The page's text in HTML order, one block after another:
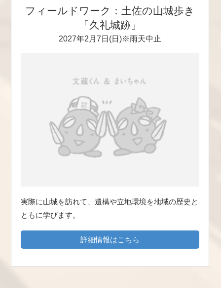
フィールドワーク：土佐の山城歩き
「久礼城跡」
2027年2月7日(日)※雨天中止
実際に山城を訪れて、遺構や立地環境を地域の歴史と
ともに学びます。
詳細情報はこちら